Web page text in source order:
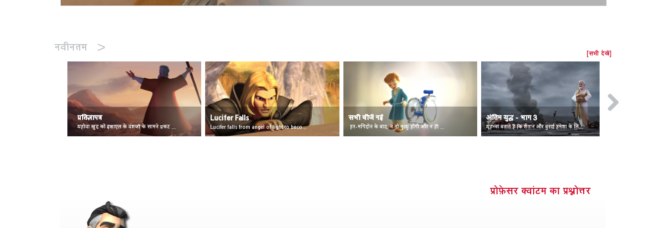
नवीनतम > [सभी देखें]
प्रतिज्ञापत्र Lucifer Falls
Lucifer falls from angel of light to become Satan.
सभी चीजें नई अंतिम युद्ध - भाग 3
यूहन्ना बताते हैं कि शैतान और बुराई हमेशा के लिए नष्ट हो गए हैं।
प्रोफ़ेसर क्वांटम का प्रश्नोत्तर